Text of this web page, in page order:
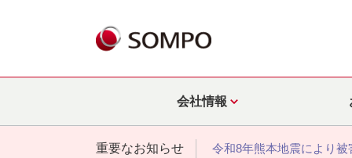
会社情報
重要なお知らせ 令和8年熊本地震により